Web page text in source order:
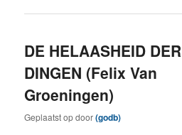
DE HELAASHEID DER
DINGEN (Felix Van
Groeningen)
Geplaatst opdoor(godb)